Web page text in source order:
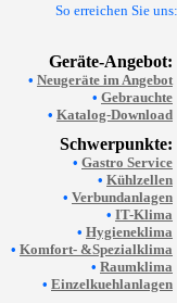
So erreichen Sie uns:
Geräte-Angebot:
• Neugeräte im Angebot
• Gebrauchte
• Katalog-Download
Schwerpunkte:
• Gastro Service
• Kühlzellen
• Verbundanlagen
• IT-Klima
• Hygieneklima
• Komfort- &Spezialklima
• Raumklima
• Einzelkuehlanlagen